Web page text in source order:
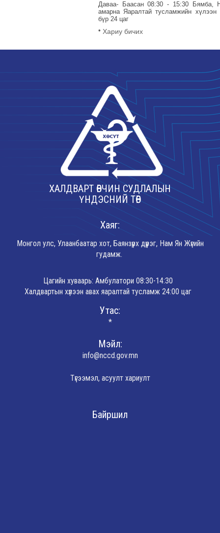
Даваа- Баасан 08:30 - 15:30 Бямба,
амарна Яаралтай тусламжийн хүлээн
бүр 24 цаг
• Хариу бичих
ХАЛДВАРТ ӨВЧИН СУДЛАЛЫН
ҮНДЭСНИЙ ТӨВ
Хаяг:
Монгол улс, Улаанбаатар хот, Баянзүрх дүүрэг, Нам Ян Жүгийн
гудамж.
Цагийн хуваарь: Амбулатори 08:30-14:30
Халдвартын хүлээн авах яаралтай тусламж 24:00 цаг
Утас:
*
Мэйл:
info@nccd.gov.mn
Түгээмэл, асуулт хариулт
Байршил